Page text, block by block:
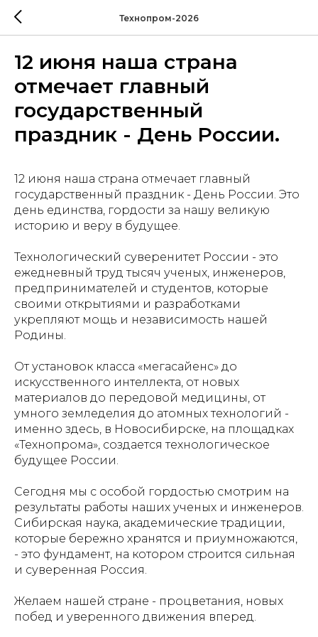
Технопром-2026
12 июня наша страна
отмечает главный
государственный
праздник - День России.
12 июня наша страна отмечает главный
государственный праздник - День России. Это
день единства, гордости за нашу великую
историю и веру в будущее.
Технологический суверенитет России - это
ежедневный труд тысяч ученых, инженеров,
предпринимателей и студентов, которые
своими открытиями и разработками
укрепляют мощь и независимость нашей
Родины.
От установок класса «мегасайенс» до
искусственного интеллекта, от новых
материалов до передовой медицины, от
умного земледелия до атомных технологий -
именно здесь, в Новосибирске, на площадках
«Технопрома», создается технологическое
будущее России.
Сегодня мы с особой гордостью смотрим на
результаты работы наших ученых и инженеров.
Сибирская наука, академические традиции,
которые бережно хранятся и приумножаются,
- это фундамент, на котором строится сильная
и суверенная Россия.
Желаем нашей стране - процветания, новых
побед и уверенного движения вперед.